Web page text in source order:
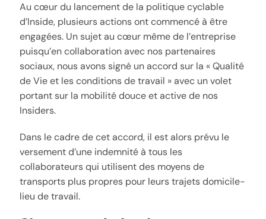
Au cœur du lancement de la politique cyclable
d’Inside, plusieurs actions ont commencé à être
engagées. Un sujet au cœur même de l’entreprise
puisqu’en collaboration avec nos partenaires
sociaux, nous avons signé un accord sur la « Qualité
de Vie et les conditions de travail » avec un volet
portant sur la mobilité douce et active de nos
Insiders.
Dans le cadre de cet accord, il est alors prévu le
versement d’une indemnité à tous les
collaborateurs qui utilisent des moyens de
transports plus propres pour leurs trajets domicile-
lieu de travail.